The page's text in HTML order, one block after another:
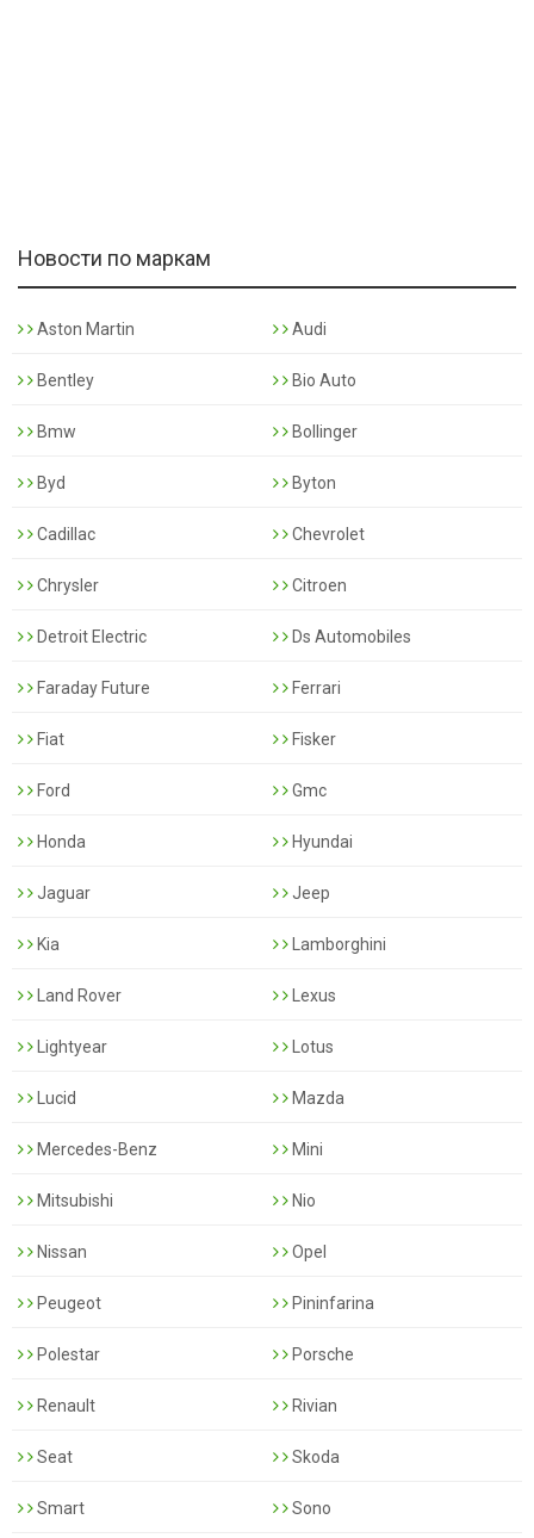
Новости по маркам
Aston Martin Audi
Bentley Bio Auto
Bmw Bollinger
Byd Byton
Cadillac Chevrolet
Chrysler Citroen
Detroit Electric Ds Automobiles
Faraday Future Ferrari
Fiat Fisker
Ford Gmc
Honda Hyundai
Jaguar Jeep
Kia Lamborghini
Land Rover Lexus
Lightyear Lotus
Lucid Mazda
Mercedes-Benz Mini
Mitsubishi Nio
Nissan Opel
Peugeot Pininfarina
Polestar Porsche
Renault Rivian
Seat Skoda
Smart Sono